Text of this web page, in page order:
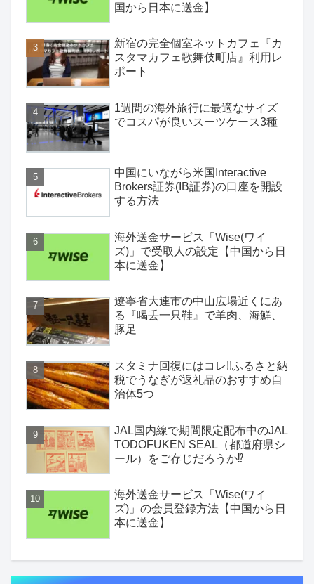
国から日本に送金】
新宿の完全個室ネットカフェ『カ
スタマカフェ歌舞伎町店』利用レ
ポート
1週間の海外旅行に最適なサイズ
でコスパが良いスーツケース3種
中国にいながら米国Interactive
Brokers証券(IB証券)の口座を開設
する方法
海外送金サービス「Wise(ワイ
ズ)」で受取人の設定【中国から日
本に送金】
遼寧省大連市の中山広場近くにあ
る『喝丢一只鞋』で羊肉、海鮮、
豚足
スタミナ回復にはコレ!!ふるさと納
税でうなぎが返礼品のおすすめ自
治体5つ
JAL国内線で期間限定配布中のJAL
TODOFUKEN SEAL（都道府県シ
ール）をご存じだろうか⁉
海外送金サービス「Wise(ワイ
ズ)」の会員登録方法【中国から日
本に送金】